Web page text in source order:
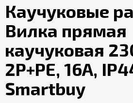
Доставка
и
оплата
Контакты
Отзывы
Каучуковые
Вилка прямая
каучуковая
2P+PE, 16A,
Smartbuy